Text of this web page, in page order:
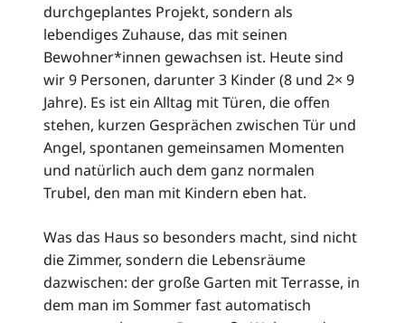
durchgeplantes Projekt, sondern als
lebendiges Zuhause, das mit seinen
Bewohner*innen gewachsen ist. Heute sind
wir 9 Personen, darunter 3 Kinder (8 und 2× 9
Jahre). Es ist ein Alltag mit Türen, die offen
stehen, kurzen Gesprächen zwischen Tür und
Angel, spontanen gemeinsamen Momenten
und natürlich auch dem ganz normalen
Trubel, den man mit Kindern eben hat.
Was das Haus so besonders macht, sind nicht
die Zimmer, sondern die Lebensräume
dazwischen: der große Garten mit Terrasse, in
dem man im Sommer fast automatisch